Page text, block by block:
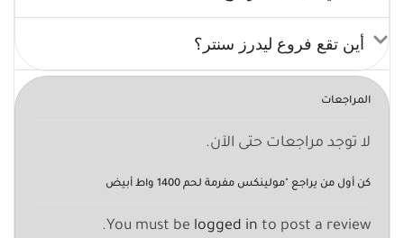
أين تقع فروع ليدرز سنتر؟
المراجعات
لا توجد مراجعات حتى الآن.
كن أول من يراجع "مولينكس مفرمة لحم 1400 واط أبيض
You must be logged in to post a review.